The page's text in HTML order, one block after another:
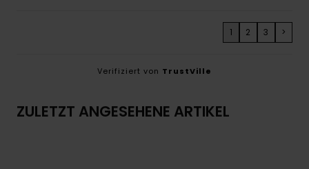
1 2 3 >
Verifiziert von TrustVille
ZULETZT ANGESEHENE ARTIKEL